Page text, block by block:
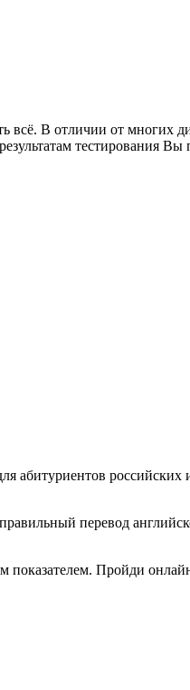
всё. В отличии от многих
результатам тестирования Вы
абитуриентов
перевод
показателем. Пройди